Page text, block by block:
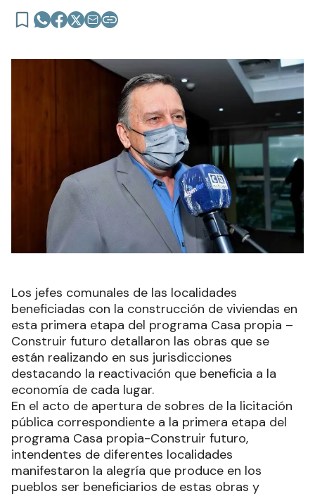
Los jefes comunales de las localidades
beneficiadas con la construcción de viviendas en
esta primera etapa del programa Casa propia –
Construir futuro detallaron las obras que se
están realizando en sus jurisdicciones
destacando la reactivación que beneficia a la
economía de cada lugar.
En el acto de apertura de sobres de la licitación
pública correspondiente a la primera etapa del
programa Casa propia-Construir futuro,
intendentes de diferentes localidades
manifestaron la alegría que produce en los
pueblos ser beneficiarios de estas obras y